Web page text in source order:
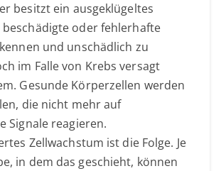
besitzt ein ausgeklügeltes
beschädigte oder fehlerhafte
und unschädlich zu
im Falle von Krebs versagt
Gesunde Körperzellen werden
die nicht mehr auf
Signale reagieren.
Zellwachstum ist die Folge. Je
in dem das geschieht, können